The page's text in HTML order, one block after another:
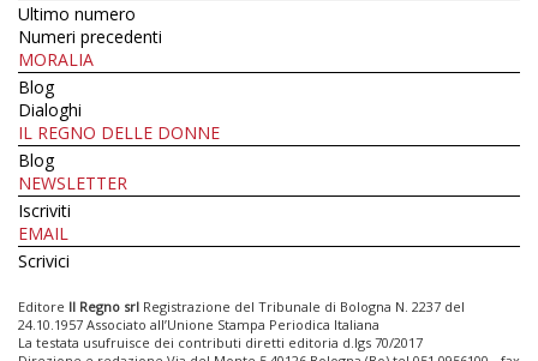
Ultimo numero
Numeri precedenti
MORALIA
Blog
Dialoghi
IL REGNO DELLE DONNE
Blog
NEWSLETTER
Iscriviti
EMAIL
Scrivici
Editore Il Regno srl Registrazione del Tribunale di Bologna N. 2237 del
24.10.1957 Associato all’Unione Stampa Periodica Italiana
La testata usufruisce dei contributi diretti editoria d.lgs 70/2017